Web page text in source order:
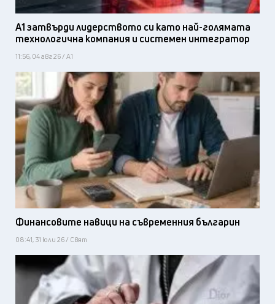
А1 затвърди лидерството си като най-голямата
технологична компания и системен интегратор
11:56, 04 авг 26 / А1
Финансовите навици на съвременния българин
08:41, 31 юли 26 / Свят